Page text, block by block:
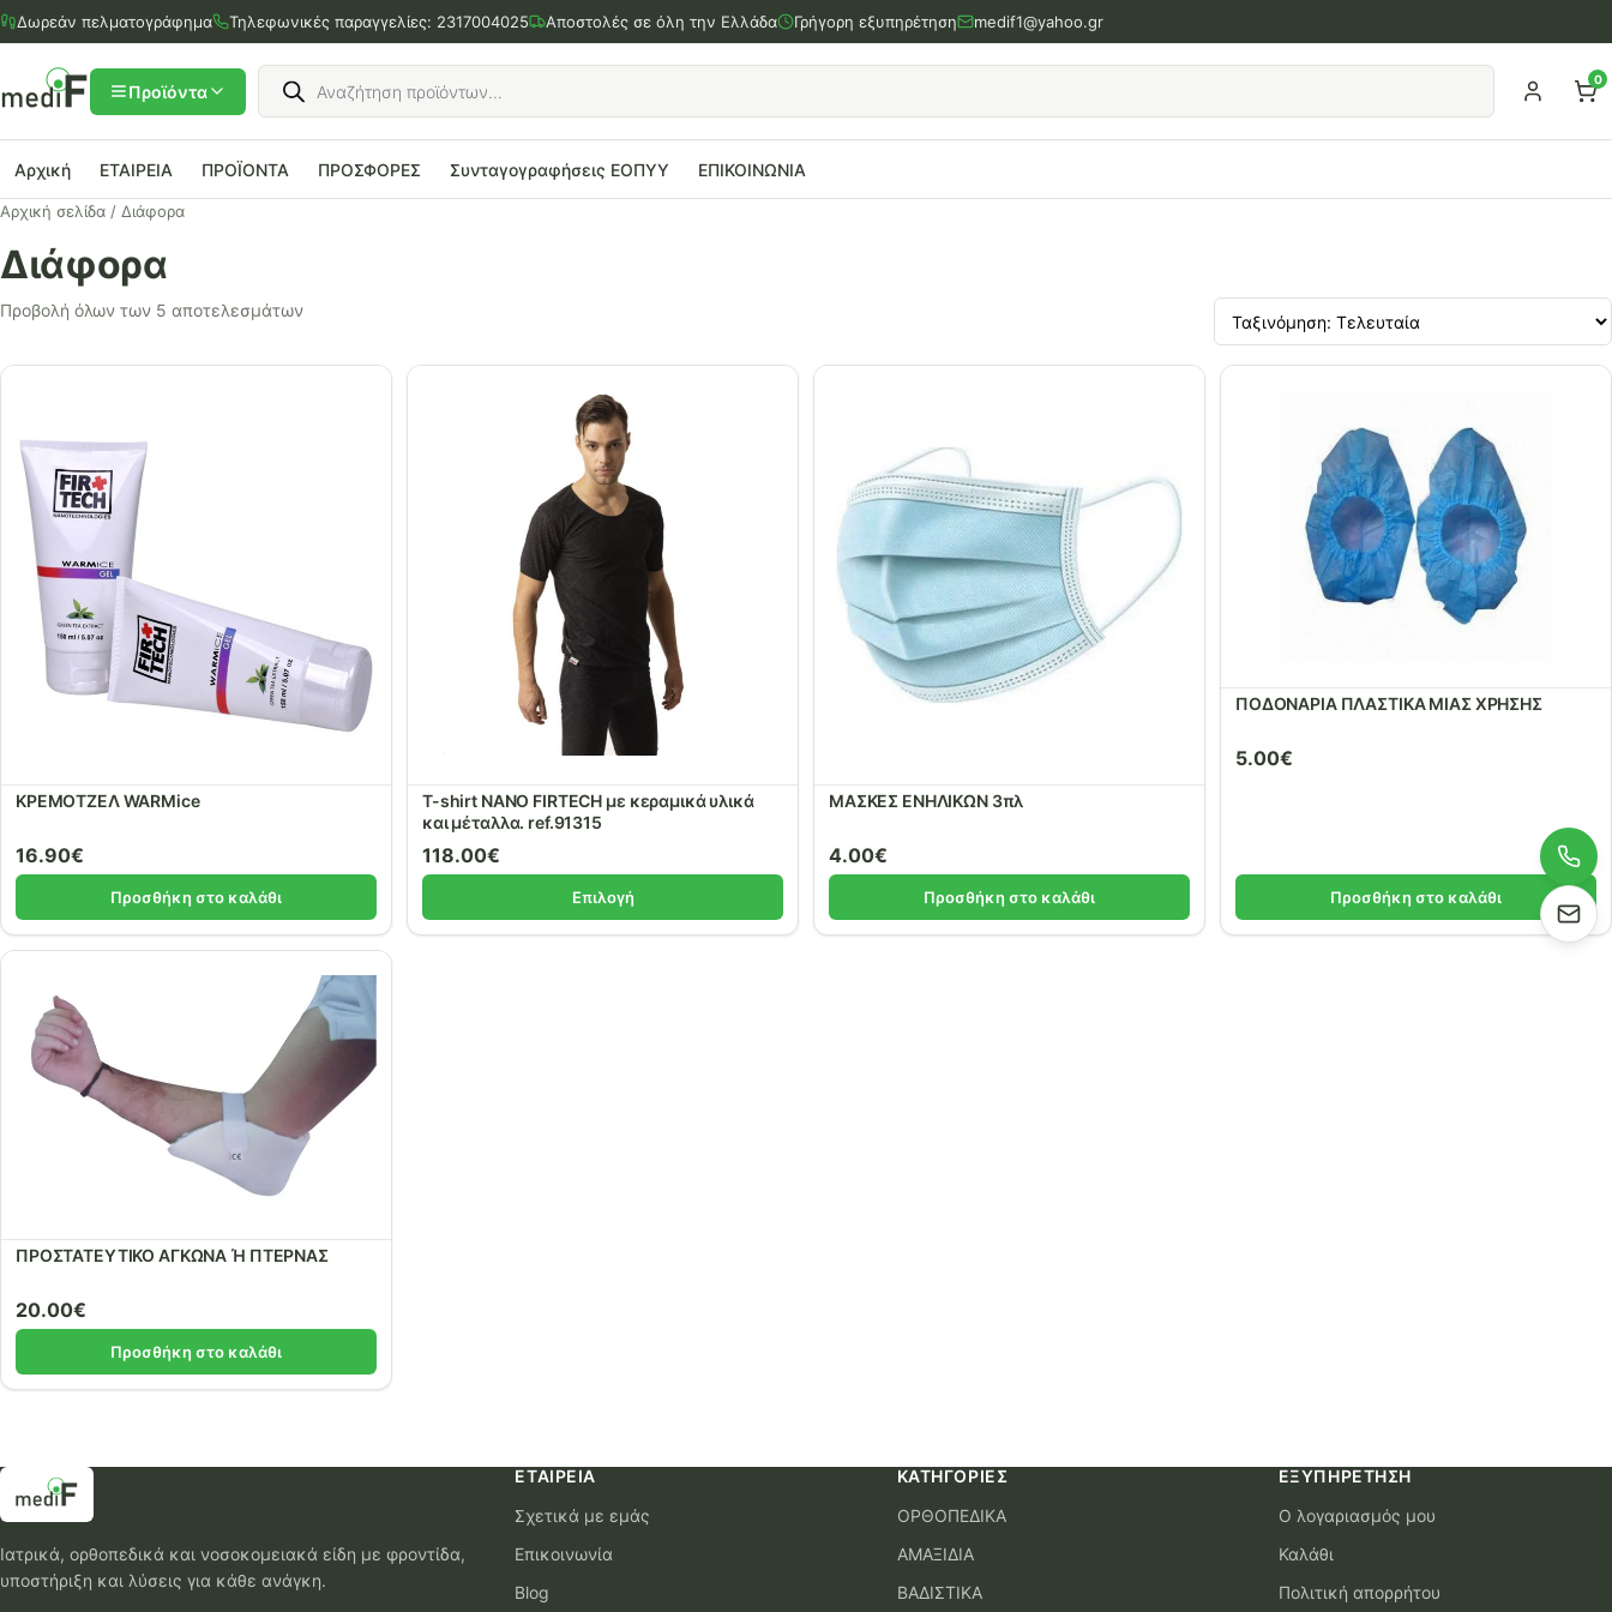
Μετάβαση
στο
περιεχόμενο
Δωρεάν πελματογράφημα Τηλεφωνικές παραγγελίες: 2317004025 Αποστολές σε όλη την Ελλάδα Γρήγορη εξυπηρέτηση medif1@yahoo.gr
Προϊόντα
Products
search
0
Αρχική ΕΤΑΙΡΕΙΑ ΠΡΟΪΟΝΤΑ ΠΡΟΣΦΟΡΕΣ Συνταγογραφήσεις ΕΟΠΥΥ ΕΠΙΚΟΙΝΩΝΙΑ
Αρχική σελίδα / Διάφορα
Διάφορα
Προβολή όλων των 5 αποτελεσμάτων
ΚΡΕΜΟΤΖΕΛ WARMice
16.90€
Προσθήκη στο καλάθι
T-shirt NANO FIRTECH με κεραμικά υλικά
και μέταλλα. ref.91315
118.00€
Επιλογή
ΜΑΣΚΕΣ ΕΝΗΛΙΚΩΝ 3πλ
4.00€
Προσθήκη στο καλάθι
ΠΟΔΟΝΑΡΙΑ ΠΛΑΣΤΙΚΑ ΜΙΑΣ ΧΡΗΣΗΣ
5.00€
Προσθήκη στο καλάθι
ΠΡΟΣΤΑΤΕΥΤΙΚΟ ΑΓΚΩΝΑ Ή ΠΤΕΡΝΑΣ
20.00€
Προσθήκη στο καλάθι
Ιατρικά, ορθοπεδικά και νοσοκομειακά είδη με φροντίδα,
υποστήριξη και λύσεις για κάθε ανάγκη.
ΕΤΑΙΡΕΊΑ
Σχετικά με εμάς
Επικοινωνία
Blog
ΚΑΤΗΓΟΡΊΕΣ
ΟΡΘΟΠΕΔΙΚΑ
ΑΜΑΞΙΔΙΑ
ΒΑΔΙΣΤΙΚΑ
ΕΞΥΠΗΡΈΤΗΣΗ
Ο λογαριασμός μου
Καλάθι
Πολιτική απορρήτου